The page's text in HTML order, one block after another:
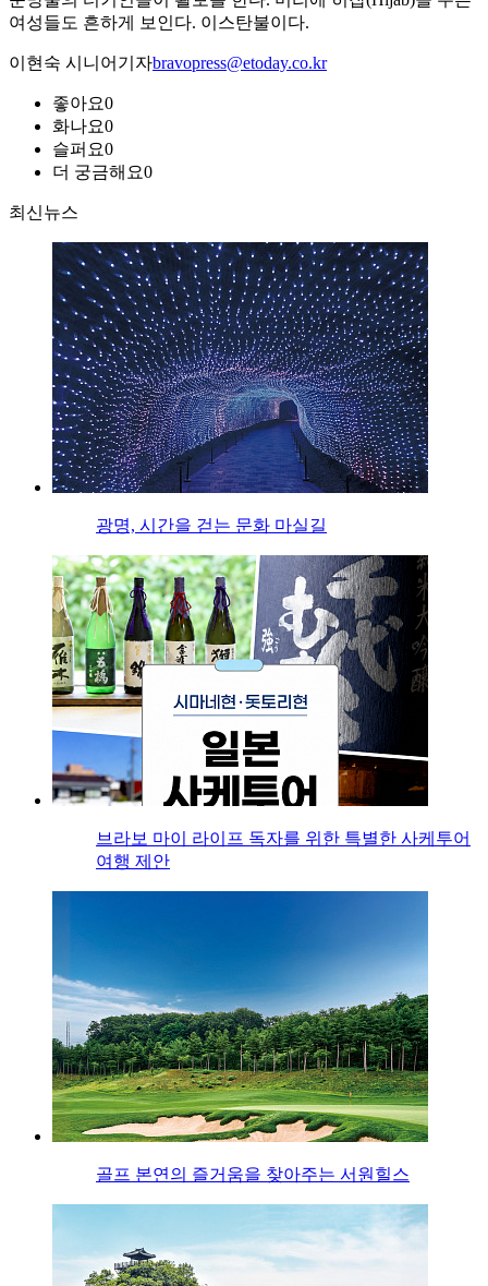
여성들도 흔하게 보인다. 이스탄불이다.
이현숙 시니어기자bravopress@etoday.co.kr
좋아요0
화나요0
슬퍼요0
더 궁금해요0
최신뉴스
광명, 시간을 걷는 문화 마실길
브라보 마이 라이프 독자를 위한 특별한 사케투어
여행 제안
골프 본연의 즐거움을 찾아주는 서원힐스